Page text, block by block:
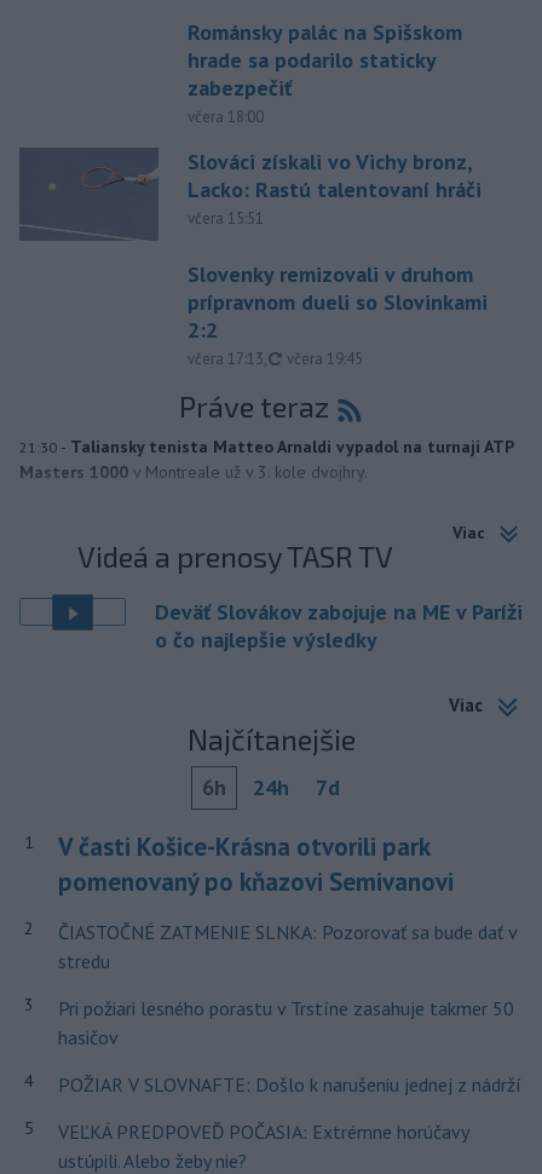
Románsky palác na Spišskom
hrade sa podarilo staticky
zabezpečiť
včera 18:00
Slováci získali vo Vichy bronz,
Lacko: Rastú talentovaní hráči
včera 15:51
Slovenky remizovali v druhom
prípravnom dueli so Slovinkami
2:2
včera 17:13, aktualizované
včera 19:45
Práve teraz
21:30 - Taliansky tenista Matteo Arnaldi vypadol na turnaji ATP
Masters 1000 v Montreale už v 3. kole dvojhry.
Viac
Videá a prenosy TASR TV
Deväť Slovákov zabojuje na ME v Paríži
o čo najlepšie výsledky
Viac
Najčítanejšie
6h 24h 7d
1
V časti Košice-Krásna otvorili park
pomenovaný po kňazovi Semivanovi
2
ČIASTOČNÉ ZATMENIE SLNKA: Pozorovať sa bude dať v
stredu
3
Pri požiari lesného porastu v Trstíne zasahuje takmer 50
hasičov
4 POŽIAR V SLOVNAFTE: Došlo k narušeniu jednej z nádrží
5
VEĽKÁ PREDPOVEĎ POČASIA: Extrémne horúčavy
ustúpili. Alebo žeby nie?